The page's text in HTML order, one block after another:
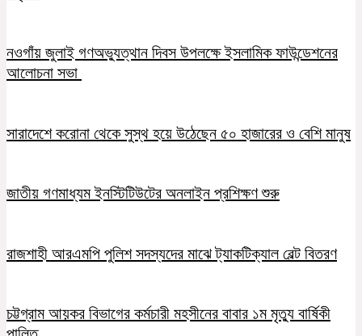
নওগাঁয় জুলাই গণঅভ্যুত্থান দিবস উপলক্ষে ইসলামিক ফাউন্ডেশনের
আলোচনা সভা
সারাদেশে করোনা থেকে সুস্থ হয়ে উঠেছেন ৫০ হাজারের ও বেশি মানুষ
জাতীয় গণমাধ্যম ইনস্টিটিউটের অনলাইন প্রশিক্ষণ শুরু
রাজশাহী আরএমপি পুলিশ সদস্যদের মাঝে ট্যাকটিক্যাল বেল্ট বিতরণ
চট্টগ্রাম আয়কর বিভাগের কর্মচারী মহসীনের বাবার ১ম মৃত্যু বার্ষিকী